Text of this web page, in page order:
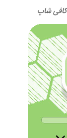
کافی شاپ